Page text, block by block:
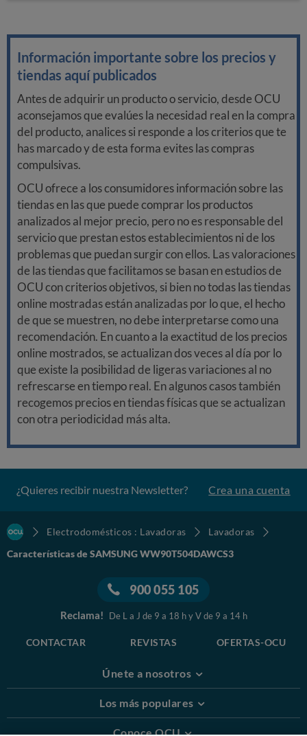
Información importante sobre los precios y
tiendas aquí publicados
Antes de adquirir un producto o servicio, desde OCU
aconsejamos que evalúes la necesidad real en la compra
del producto, analices si responde a los criterios que te
has marcado y de esta forma evites las compras
compulsivas.
OCU ofrece a los consumidores información sobre las
tiendas en las que puede comprar los productos
analizados al mejor precio, pero no es responsable del
servicio que prestan estos establecimientos ni de los
problemas que puedan surgir con ellos. Las valoraciones
de las tiendas que facilitamos se basan en estudios de
OCU con criterios objetivos, si bien no todas las tiendas
online mostradas están analizadas por lo que, el hecho
de que se muestren, no debe interpretarse como una
recomendación. En cuanto a la exactitud de los precios
online mostrados, se actualizan dos veces al día por lo
que existe la posibilidad de ligeras variaciones al no
refrescarse en tiempo real. En algunos casos también
recogemos precios en tiendas físicas que se actualizan
con otra periodicidad más alta.
¿Quieres recibir nuestra Newsletter? Crea una cuenta
Electrodomésticos : Lavadoras
Lavadoras
Características de SAMSUNG WW90T504DAWCS3
900 055 105
Reclama! De L a J de 9 a 18 h y V de 9 a 14 h
CONTACTAR REVISTAS OFERTAS-OCU
Únete a nosotros
Los más populares
Conoce OCU